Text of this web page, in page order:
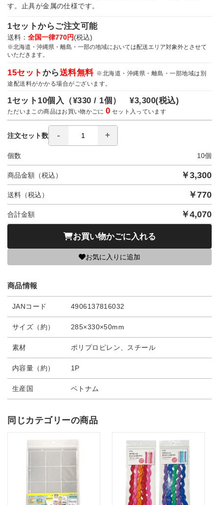
す。止具が金属の仕様です。
1セットからご注文可能
送料： 全国一律770円(税込)
※北海道・沖縄県・離島・一部の地域においては配送エリア対象外とさせて
いただきます。
15セット から送料無料 ※北海道・沖縄県・離島・一部地域は別
途配送料がかかる場合がございます。
1セット10個入（¥330 / 1個）¥3,300(税込)
ただいまこの商品はお買い物かごに0 セット入っています
注文セット数
個数 10個
商品金額（税込） ￥3,300
送料（税込） ￥770
合計金額 ￥4,070
お買い物かごに入れる
お気に入りに追加
商品情報
JANコード 4906137816032
サイズ（約） 285×330×50mm
素材 ポリプロピレン、スチール
内容量（約） 1P
生産国 ベトナム
同じカテゴリーの商品